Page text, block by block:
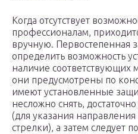
Когда отсутствует
профессионалам,
вручную. Первостепенная
определить возможность
наличие соответствующих
они предусмотрены по
имеют установленные
несложно снять,
(для указания
стрелки), а затем следует